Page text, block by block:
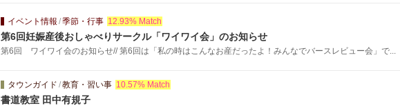
イベント情報 /季節・行事 12.93% Match
第6回妊娠産後おしゃべりサークル「ワイワイ会」のお知らせ
第6回 ワイワイ会のお知らせ// 第6回は「私の時はこんなお産だったよ！みんなでバースレビュー会」で...
タウンガイド /教育・習い事 10.57% Match
書道教室 田中有規子